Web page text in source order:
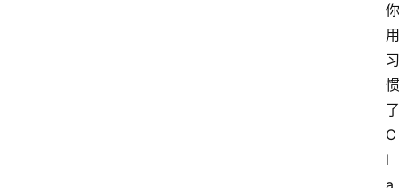
你
用
习
惯
了
C
l
a